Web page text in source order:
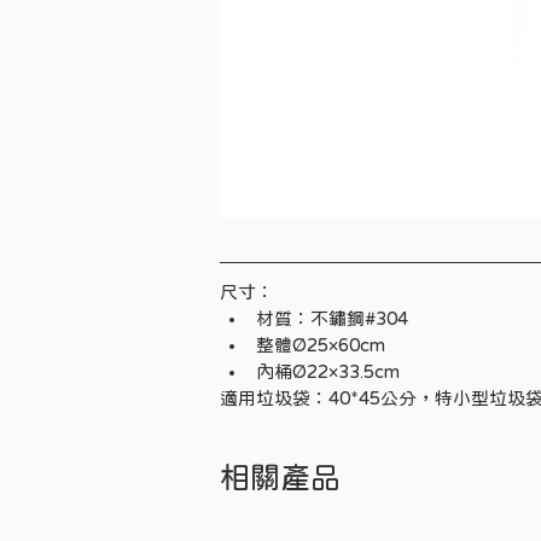
尺寸：
材質：不鏽鋼#304
整體Ø25×60cm
內桶Ø22×33.5cm
適用垃圾袋：40*45公分，特小型垃圾
相關產品